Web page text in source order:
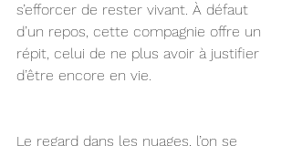
s’efforcer de rester vivant. À défaut
d’un repos, cette compagnie offre un
répit, celui de ne plus avoir à justifier
d’être encore en vie.
Le regard dans les nuages, l’on se